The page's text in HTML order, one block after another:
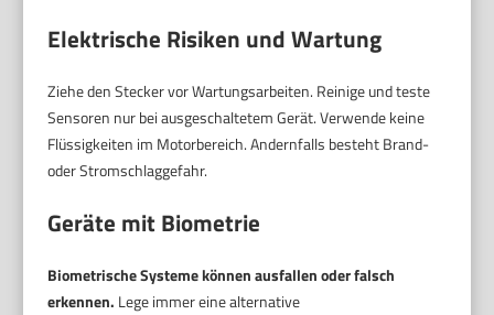
Elektrische Risiken und Wartung
Ziehe den Stecker vor Wartungsarbeiten. Reinige und teste
Sensoren nur bei ausgeschaltetem Gerät. Verwende keine
Flüssigkeiten im Motorbereich. Andernfalls besteht Brand-
oder Stromschlaggefahr.
Geräte mit Biometrie
Biometrische Systeme können ausfallen oder falsch
erkennen. Lege immer eine alternative